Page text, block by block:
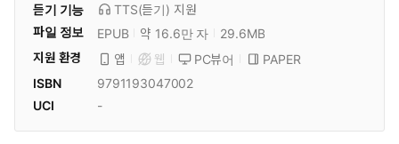
듣기 기능
TTS(듣기) 지원
파일 정보
EPUB 약 16.6만 자
29.6MB
지원 환경
앱 웹 PC뷰어
PAPER
ISBN
9791193047002
UCI
-